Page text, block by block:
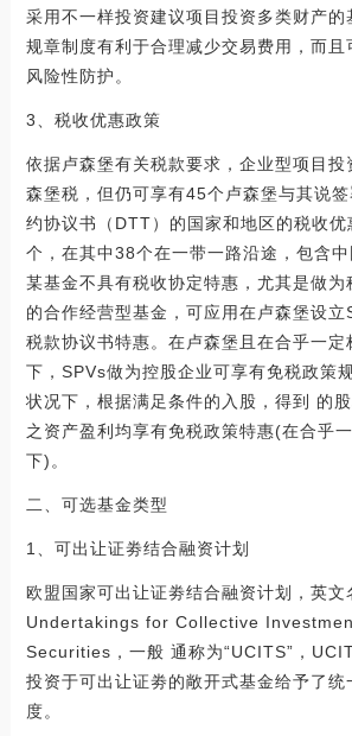
采用不一样投资建议项目投资多类财产的
规章制度有利于合理减少交易费用，而且
风险性防护。
3、税收优惠政策
依据卢森堡有关税款要求，企业型项目投
森堡税，但仍可享有45个卢森堡与其说
约协议书（DTT）的国家和地区的税收优
个，在其中38个在一带一路沿途，包含
某基金不具有税收协定特惠，尤其是做为
的合作经营型基金，可应用在卢森堡设
税款协议书特惠。在卢森堡且在合乎一定
下，SPVs做为控股企业可享有免税政策
状况下，根据满足条件的入股，得到 的
之资产盈利均享有免税政策特惠(在合乎
下)。
二、可选基金类型
1、可出让证劵结合融资计划
欧盟国家可出让证劵结合融资计划，英文
Undertakings for Collective
Securities，一般 通称为“UCITS”，
投资于可出让证劵的敞开式基金给予了统
度。